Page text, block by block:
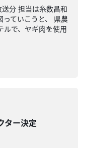
分 担当は糸数昌和
っていこうと、 県農
ルで、ヤギ肉を使用
ター決定